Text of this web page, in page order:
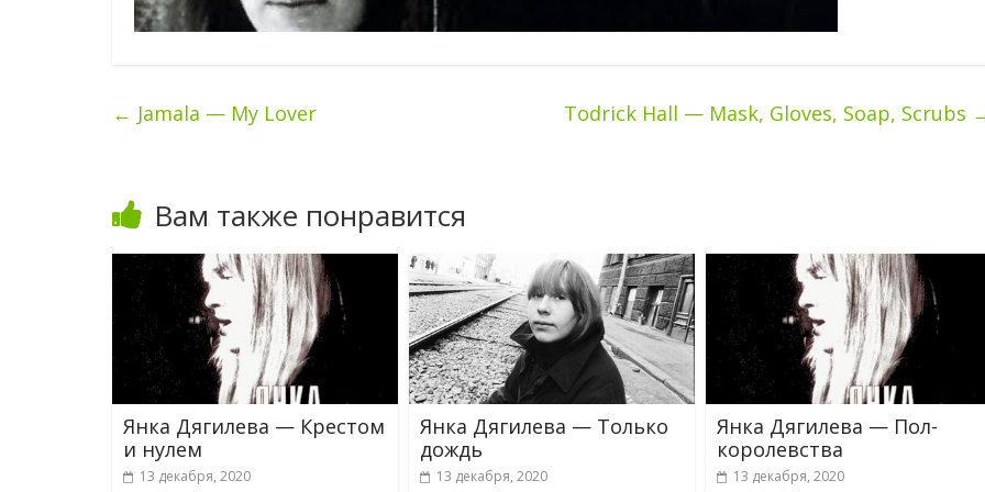
← Jamala — My Lover Todrick Hall — Mask, Gloves, Soap, Scrubs
Вам также понравится
Янка Дягилева — Крестом
и нулем
13 декабря, 2020
Янка Дягилева — Только
дождь
13 декабря, 2020
Янка Дягилева — Пол-
королевства
13 декабря, 2020